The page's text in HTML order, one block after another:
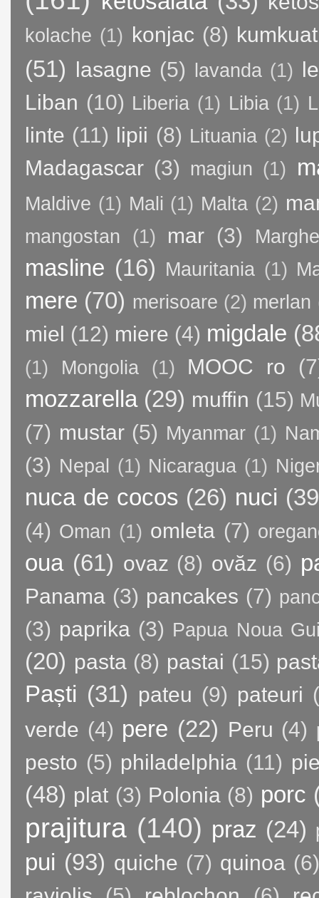
kolache (1) konjac (8) kumkuat
(51) lasagne (5) lavanda (1)
Liban (10) Liberia (1) Libia (1)
linte (11) lipii (8) Lituania (2)
Madagascar (3) magiun (1)
Maldive (1) Mali (1) Malta (2)
mangostan (1) mar (3)
masline (16) Mauritania (1)
mere (70) merisoare (2) merlan
miel (12) miere (4) migdale
(1) Mongolia (1) MOOC ro
mozzarella (29) muffin (15)
(7) mustar (5) Myanmar (1)
(3) Nepal (1) Nicaragua (1)
nuca de cocos (26) nuci
(4) Oman (1) omleta (7)
oua (61) ovaz (8) ovăz (6)
Panama (3) pancakes (7)
(3) paprika (3) Papua Noua
(20) pasta (8) pastai (15)
Paști (31) pateu (9) pateuri
verde (4) pere (22) Peru (4)
pesto (5) philadelphia (11)
(48) plat (3) Polonia (8) porc
prajitura (140) praz (24)
pui (93) quiche (7) quinoa